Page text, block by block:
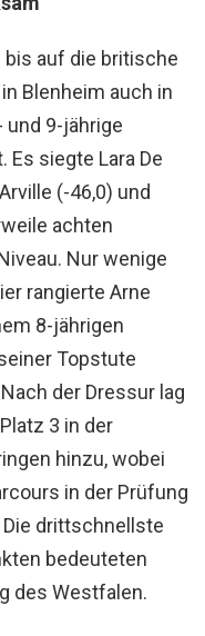
bis auf die britische
Blenheim auch in
9-jährige
siegte Lara De
(-46,0) und
achten
Nur wenige
rangierte Arne
8-jährigen
Topstute
der Dressur lag
3 in der
hinzu, wobei
in der Prüfung
Die drittschnellste
bedeuteten
des Westfalen.